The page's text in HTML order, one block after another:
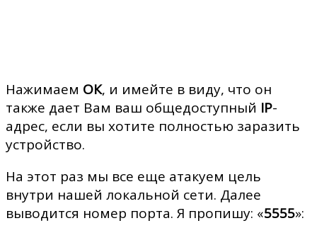
Нажимаем ОК, и имейте в виду, что он
также дает Вам ваш общедоступный IP-
адрес, если вы хотите полностью заразить
устройство.
На этот раз мы все еще атакуем цель
внутри нашей локальной сети. Далее
выводится номер порта. Я пропишу: «5555»: